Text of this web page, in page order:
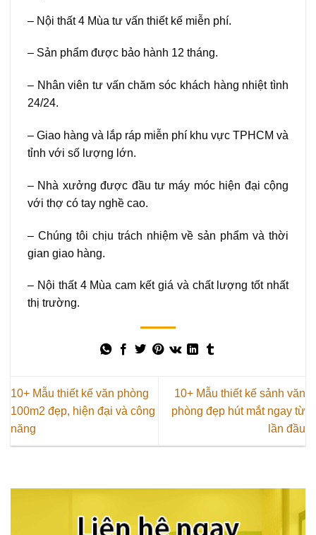
– Nội thất 4 Mùa tư vấn thiết kế miễn phí.
– Sản phẩm được bảo hành 12 tháng.
– Nhân viên tư vấn chăm sóc khách hàng nhiệt tình
24/24.
– Giao hàng và lắp ráp miễn phí khu vực TPHCM và
tỉnh với số lượng lớn.
– Nhà xưởng được đầu tư máy móc hiện đại cộng
với thợ có tay nghề cao.
– Chúng tôi chịu trách nhiệm về sản phẩm và thời
gian giao hàng.
– Nội thất 4 Mùa cam kết giá và chất lượng tốt nhất
thị trường.
10+ Mẫu thiết kế văn phòng
100m2 đẹp, hiện đại và công
năng
10+ Mẫu thiết kế sảnh văn
phòng đẹp hút mắt ngay từ
lần đầu